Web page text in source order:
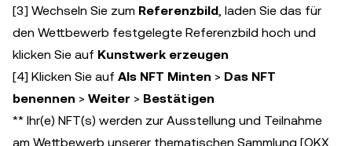
[3] Wechseln Sie zum Referenzbild, laden Sie das für
den Wettbewerb festgelegte Referenzbild hoch und
klicken Sie auf Kunstwerk erzeugen
[4] Klicken Sie auf Als NFT Minten > Das NFT
benennen > Weiter > Bestätigen
** Ihr(e) NFT(s) werden zur Ausstellung und Teilnahme
am Wettbewerb unserer thematischen Sammlung [OKX